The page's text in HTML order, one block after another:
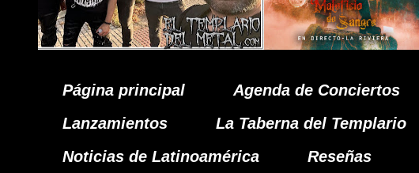
Página principal Agenda de Conciertos
Lanzamientos
La Taberna del Templario
Noticias de Latinoamérica
Reseñas